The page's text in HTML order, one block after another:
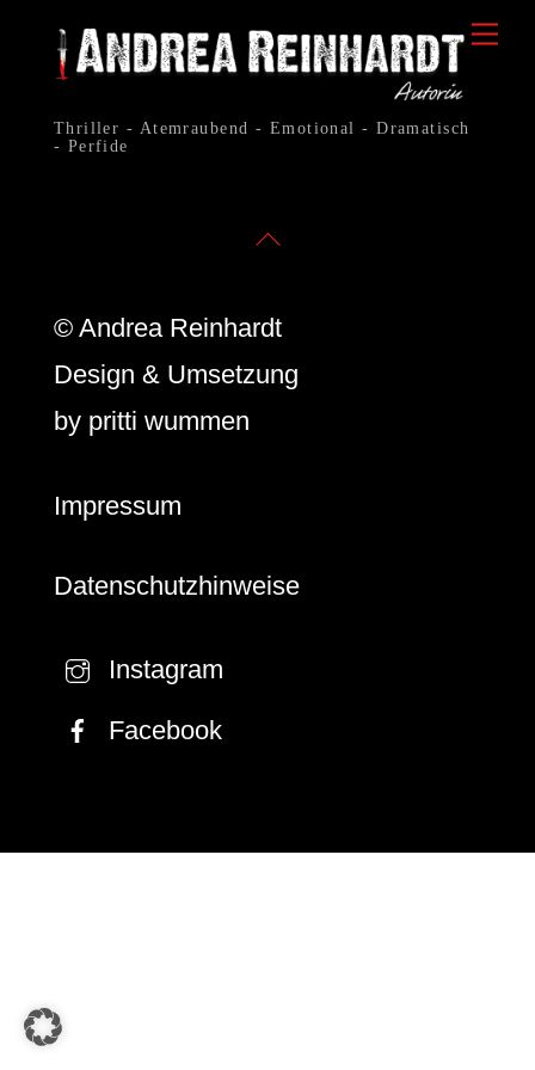
contentThriller - Atemraubend - Emotional - Dramatisch
- Perfide
Back
Top
© Andrea Reinhardt
Design & Umsetzung
by pritti wummen
Impressum
Datenschutzhinweise
Instagram
Facebook